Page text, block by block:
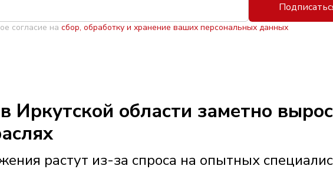
согласие на сбор, обработку и хранение ваших персональных данных
Иркутской области заметно
растут из-за спроса на опытных